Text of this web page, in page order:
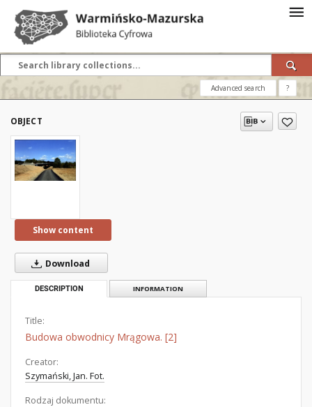
Advanced search ?
OBJECT
Show content
Download
DESCRIPTION INFORMATION
Title:
Budowa obwodnicy Mrągowa. [2]
Creator:
Szymański, Jan. Fot.
Rodzaj dokumentu: